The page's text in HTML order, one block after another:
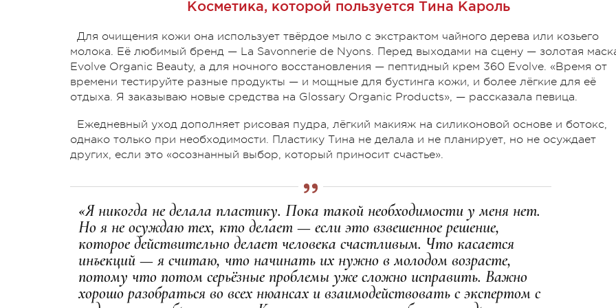
Косметика, которой пользуется Тина Кароль
Для очищения кожи она использует твёрдое мыло с экстрактом чайного дерева или козьего
молока. Её любимый бренд — La Savonnerie de Nyons. Перед выходами на сцену — золотая
Evolve Organic Beauty, а для ночного восстановления — пептидный крем 360 Evolve. «Время от
времени тестируйте разные продукты — и мощные для бустинга кожи, и более лёгкие для её
отдыха. Я заказываю новые средства на Glossary Organic Products», — рассказала певица.
Ежедневный уход дополняет рисовая пудра, лёгкий макияж на силиконовой основе и ботокс,
однако только при необходимости. Пластику Тина не делала и не планирует, но не осуждает
других, если это «осознанный выбор, который приносит счастье».
«Я никогда не делала пластику. Пока такой необходимости у меня нет.
Но я не осуждаю тех, кто делает — если это взвешенное решение,
которое действительно делает человека счастливым. Что касается
инъекций — я считаю, что начинать их нужно в молодом возрасте,
потому что потом серьёзные проблемы уже сложно исправить. Важно
хорошо разобраться во всех нюансах и взаимодействовать с экспертом с